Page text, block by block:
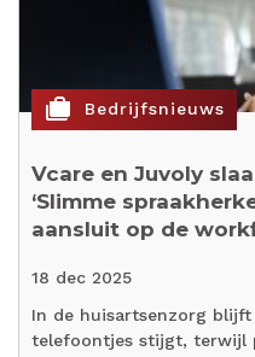
cases Bedrijfsnieuws
Vcare en Juvoly
‘Slimme
aansluit op de
18 dec 2025
In de huisartsenzorg
telefoontjes stijgt, terwijl